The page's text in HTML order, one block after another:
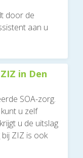
door de
aan u
in Den
SOA-zorg.
u zelf
u de uitslag
ZIZ is ook